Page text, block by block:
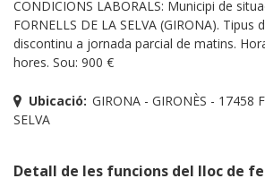
CONDICIONS LABORALS: Municipi de
FORNELLS DE LA SELVA (GIRONA). Tipus
discontinu a jornada parcial de matins.
hores. Sou: 900 €
Ubicació: GIRONA - GIRONÈS - 17458
SELVA
Detall de les funcions del lloc de